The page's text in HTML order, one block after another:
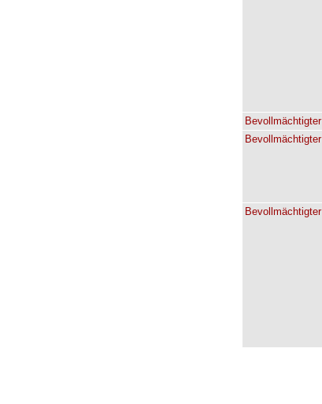
Bevollmächtigter
Bevollmächtigter
Bevollmächtigter